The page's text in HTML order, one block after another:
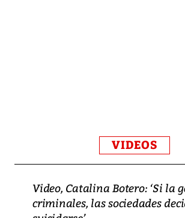
VIDEOS
Video, Catalina Botero: ‘Si la
criminales, las sociedades